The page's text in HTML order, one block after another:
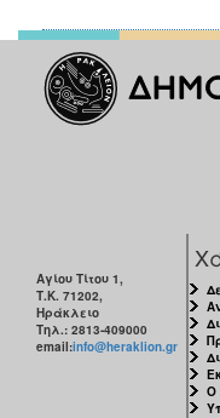
Αγίου Τίτου 1,
Τ.Κ. 71202,
Ηράκλειο
Τηλ.: 2813-409000
email:info@heraklion.gr
Ο